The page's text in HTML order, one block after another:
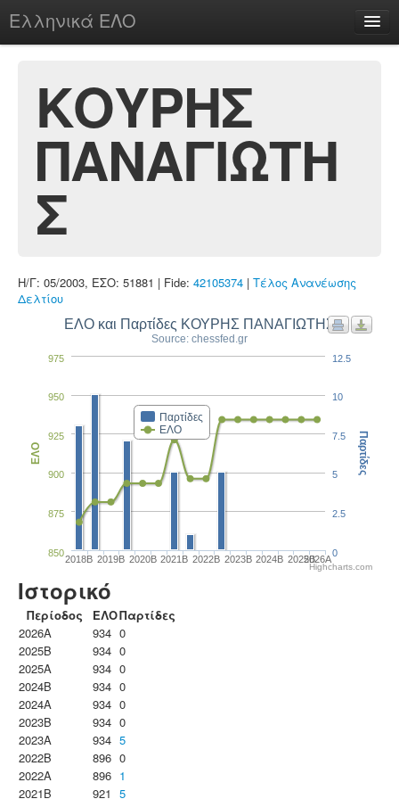
Ελληνικά ΕΛΟ
chesstu.be @ discord
Login
ΚΟΥΡΗΣ
ΠΑΝΑΓΙΩΤΗ
Σ
Η/Γ: 05/2003, ΕΣΟ: 51881 | Fide: 42105374 | Τέλος Ανανέωσης
Δελτίου
ΕΛΟ και Παρτίδες ΚΟΥΡΗΣ ΠΑΝΑΓΙΩΤΗΣ
Source: chessfed.gr
Παρτίδες
ΕΛΟ
2018B 2019B 2020B 2021B 2022B 2023B 2024B 2025B2026A
900
850
875
925
950
975
ΕΛΟ
0
2.5
5
7.5
10
12.5
Παρτίδες
Highcharts.com
Ιστορικό
Περίοδος ΕΛΟΠαρτίδες
2026A
934 0
2025B
934 0
2025A
934 0
2024B
934 0
2024A
934 0
2023B
934 0
2023Α
934 5
2022B
896 0
2022A
896 1
2021B
921 5